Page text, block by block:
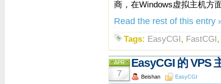
商，在Windows虚拟主机方
Read the rest of this entry
Tags: EasyCGI, FastCGI
APR
7
EasyCGI 的 VPS
Beishan EasyCGI